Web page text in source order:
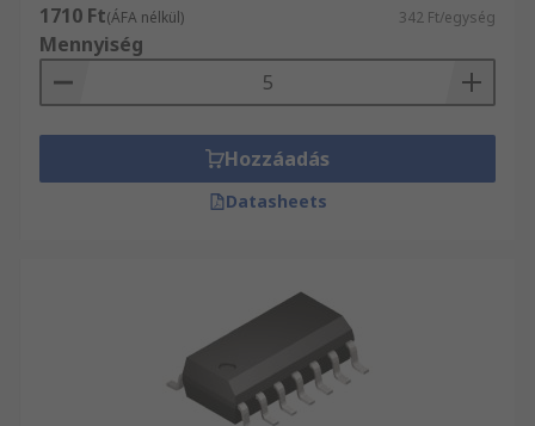
1710 Ft(ÁFA nélkül) 342 Ft/egység
Mennyiség
Hozzáadás
Datasheets